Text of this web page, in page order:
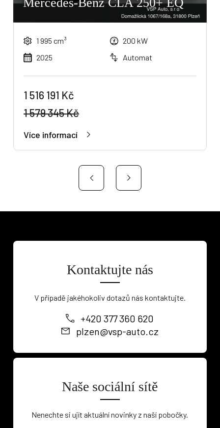
1 995 cm³
200 kW
2025
Automat
1 516 191 Kč
1 579 345 Kč
Více informací
Kontaktujte nás
V případě jakéhokoliv dotazů nás kontaktujte.
+420 377 360 620
plzen@vsp-auto.cz
Naše sociální sítě
Nenechte si ujít aktuální novinky z naší pobočky.